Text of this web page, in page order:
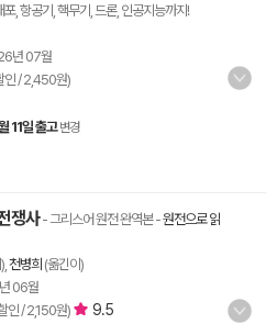
, 항공기, 핵무기, 드론, 인공지능까지!
년 07월
인 / 2,450원)
11일 출고 변경
쟁사- 그리스어 원전 완역본-원전으로 읽
천병희 (옮긴이)
06월
인 / 2,150원) 9.5